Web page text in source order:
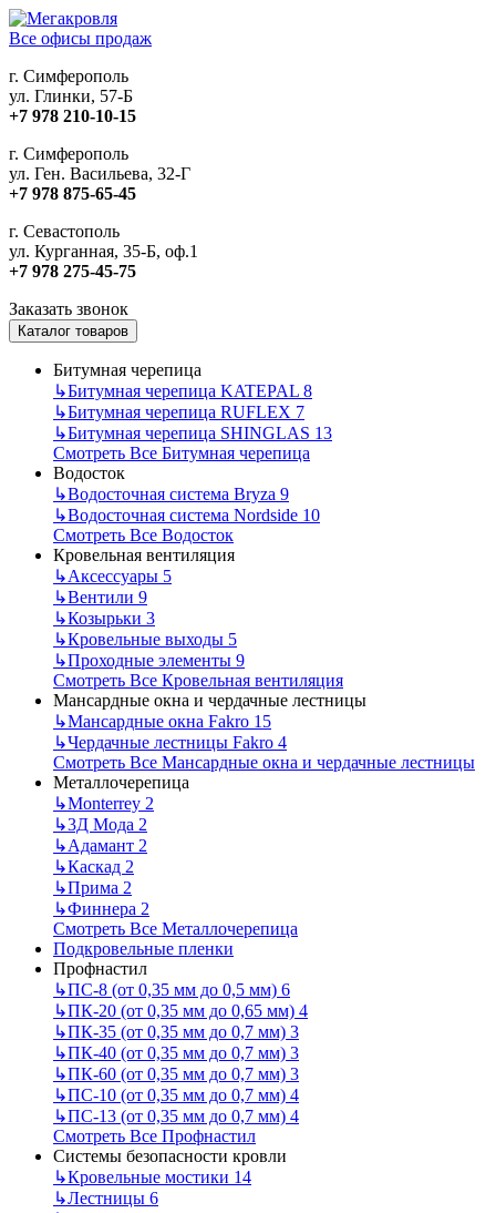
Все офисы продаж
г. Симферополь
ул. Глинки, 57-Б
+7 978 210-10-15
г. Симферополь
ул. Ген. Васильева, 32-Г
+7 978 875-65-45
г. Севастополь
ул. Курганная, 35-Б, оф.1
+7 978 275-45-75
Заказать звонок
Каталог товаров
Битумная черепица
↳Битумная черепица KATEPAL 8
↳Битумная черепица RUFLEX 7
↳Битумная черепица SHINGLAS 13
Смотреть Все Битумная черепица
Водосток
↳Водосточная система Bryza 9
↳Водосточная система Nordside 10
Смотреть Все Водосток
Кровельная вентиляция
↳Аксессуары 5
↳Вентили 9
↳Козырьки 3
↳Кровельные выходы 5
↳Проходные элементы 9
Смотреть Все Кровельная вентиляция
Мансардные окна и чердачные лестницы
↳Мансардные окна Fakro 15
↳Чердачные лестницы Fakro 4
Смотреть Все Мансардные окна и чердачные лестницы
Металлочерепица
↳Monterrey 2
↳3Д Мода 2
↳Адамант 2
↳Каскад 2
↳Прима 2
↳Финнера 2
Смотреть Все Металлочерепица
Подкровельные пленки
Профнастил
↳ПС-8 (от 0,35 мм до 0,5 мм) 6
↳ПК-20 (от 0,35 мм до 0,65 мм) 4
↳ПК-35 (от 0,35 мм до 0,7 мм) 3
↳ПК-40 (от 0,35 мм до 0,7 мм) 3
↳ПК-60 (от 0,35 мм до 0,7 мм) 3
↳ПС-10 (от 0,35 мм до 0,7 мм) 4
↳ПС-13 (от 0,35 мм до 0,7 мм) 4
Смотреть Все Профнастил
Системы безопасности кровли
↳Кровельные мостики 14
↳Лестницы 6